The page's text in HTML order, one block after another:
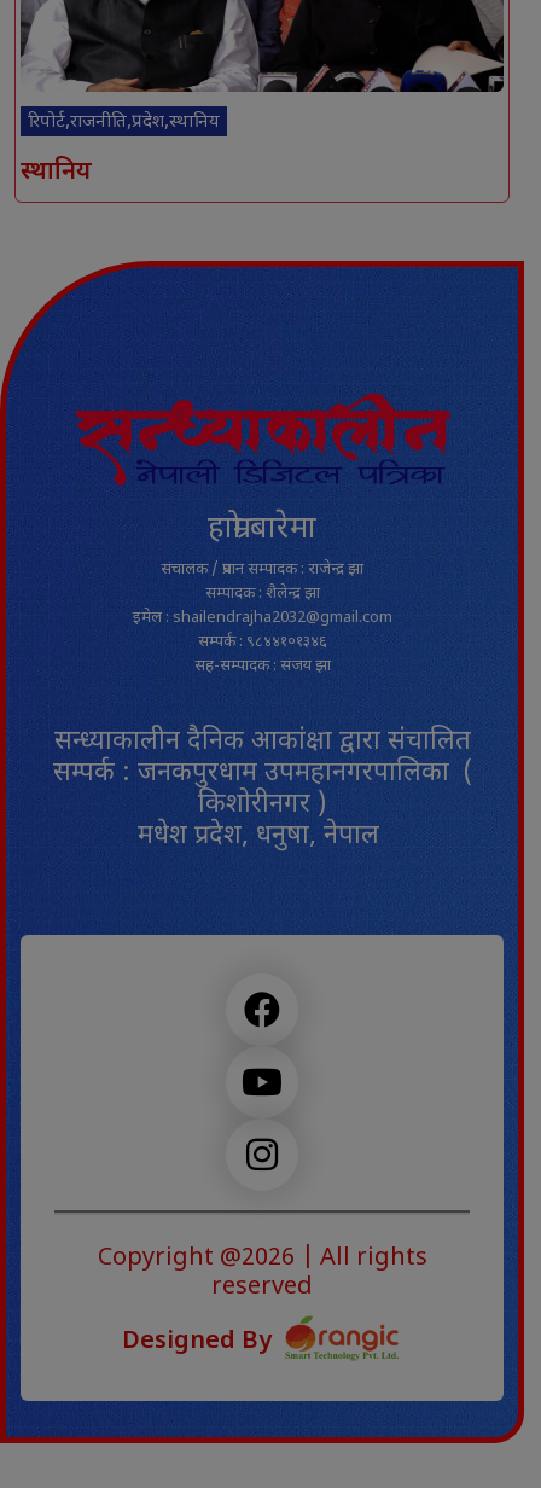
रिपोर्ट,राजनीति,प्रदेश,स्थानिय
स्थानिय
हाम्रो बारेमा
संचालक / प्रधान सम्पादक : राजेन्द्र झा
सम्पादक : शैलेन्द्र झा
इमेल : shailendrajha2032@gmail.com
सम्पर्क : ९८४४१०१३४६
सह-सम्पादक : संजय झा
सन्ध्याकालीन दैनिक आकांक्षा द्वारा संचालित
सम्पर्क : जनकपुरधाम उपमहानगरपालिका (
किशोरीनगर )
मधेश प्रदेश, धनुषा, नेपाल
Copyright @2026 | All rights
reserved
Designed By